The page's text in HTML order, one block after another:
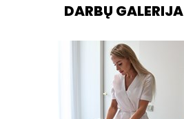
DARBŲ GALERIJA